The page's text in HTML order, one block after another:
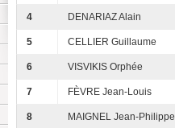
4 DENARIAZ Alain
5 CELLIER Guillaume
6 VISVIKIS Orphée
7 FÈVRE Jean-Louis
8 MAIGNEL Jean-Philippe